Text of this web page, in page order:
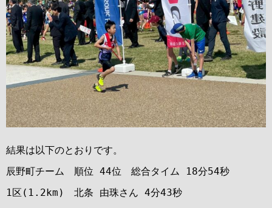
結果は以下のとおりです。
辰野町チーム 順位 44位 総合タイム 18分54秒
1区(1.2km) 北条 由珠さん 4分43秒